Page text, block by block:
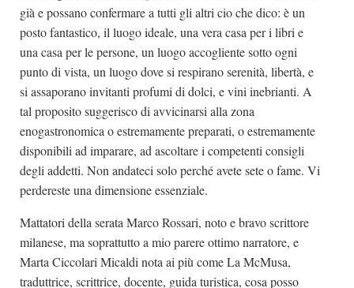
già e possano confermare a tutti gli altri cio che dico: è un
posto fantastico, il luogo ideale, una vera casa per i libri e
una casa per le persone, un luogo accogliente sotto ogni
punto di vista, un luogo dove si respirano serenità, libertà, e
si assaporano invitanti profumi di dolci, e vini inebrianti. A
tal proposito suggerisco di avvicinarsi alla zona
enogastronomica o estremamente preparati, o estremamente
disponibili ad imparare, ad ascoltare i competenti consigli
degli addetti. Non andateci solo perché avete sete o fame. Vi
perdereste una dimensione essenziale.
Mattatori della serata Marco Rossari, noto e bravo scrittore
milanese, ma soprattutto a mio parere ottimo narratore, e
Marta Ciccolari Micaldi nota ai più come La McMusa,
traduttrice, scrittrice, docente, guida turistica, cosa posso